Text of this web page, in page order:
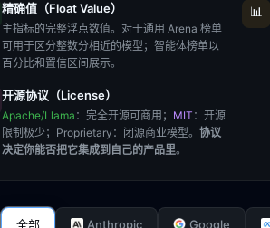
精确值（Float Value）
主指标的完整浮点数值。对于通用 Arena 榜单
可用于区分整数分相近的模型；智能体榜单以
百分比和置信区间展示。
📊
开源协议（License）
Apache/Llama ：完全开源可商用； MIT ：开源
限制极少； Proprietary ：闭源商业模型。 协议
决定你能否把它集成到自己的产品里。
全部 Anthropic Google